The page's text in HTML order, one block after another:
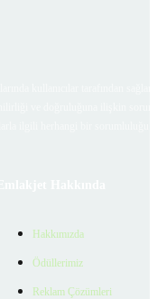
Hakkımızda
Ödüllerimiz
Reklam Çözümleri